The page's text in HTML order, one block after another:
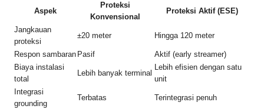
Aspek
Proteksi
Konvensional
Proteksi Aktif (ESE)
Jangkauan
proteksi
±20 meter Hingga 120 meter
Respon sambaran Pasif
Aktif (early streamer)
Biaya instalasi
total
Lebih banyak terminal
Lebih efisien dengan satu
unit
Integrasi
grounding
Terbatas Terintegrasi penuh